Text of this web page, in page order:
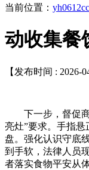
当前位置：
动收集餐
【发布时间 : 2026-
下一步，督促商
亮灶”要求。手指
盘。强化认识守底
到手软，法律人员
者落实食物平安从